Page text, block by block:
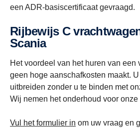
een ADR-basiscertificaat gevraagd.
Rijbewijs C vrachtwagen huren bij
Scania
Het voordeel van het huren van een
geen hoge aanschafkosten maakt.
uitbreiden zonder u te binden met
Wij nemen het onderhoud voor onze
Vul het formulier in om uw vraag en